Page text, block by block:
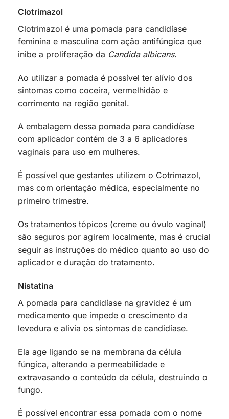
Clotrimazol
Clotrimazol é uma pomada para candidíase
feminina e masculina com ação antifúngica que
inibe a proliferação da Candida albicans.
Ao utilizar a pomada é possível ter alívio dos
sintomas como coceira, vermelhidão e
corrimento na região genital.
A embalagem dessa pomada para candidíase
com aplicador contém de 3 a 6 aplicadores
vaginais para uso em mulheres.
É possível que gestantes utilizem o Cotrimazol,
mas com orientação médica, especialmente no
primeiro trimestre.
Os tratamentos tópicos (creme ou óvulo vaginal)
são seguros por agirem localmente, mas é crucial
seguir as instruções do médico quanto ao uso do
aplicador e duração do tratamento.
Nistatina
A pomada para candidíase na gravidez é um
medicamento que impede o crescimento da
levedura e alivia os sintomas de candidíase.
Ela age ligando se na membrana da célula
fúngica, alterando a permeabilidade e
extravasando o conteúdo da célula, destruindo o
fungo.
É possível encontrar essa pomada com o nome